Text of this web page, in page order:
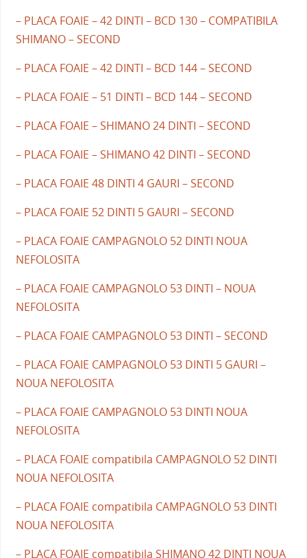
– PLACA FOAIE – 42 DINTI – BCD 130 – COMPATIBILA
SHIMANO – SECOND
– PLACA FOAIE – 42 DINTI – BCD 144 – SECOND
– PLACA FOAIE – 51 DINTI – BCD 144 – SECOND
– PLACA FOAIE – SHIMANO 24 DINTI – SECOND
– PLACA FOAIE – SHIMANO 42 DINTI – SECOND
– PLACA FOAIE 48 DINTI 4 GAURI – SECOND
– PLACA FOAIE 52 DINTI 5 GAURI – SECOND
– PLACA FOAIE CAMPAGNOLO 52 DINTI NOUA
NEFOLOSITA
– PLACA FOAIE CAMPAGNOLO 53 DINTI – NOUA
NEFOLOSITA
– PLACA FOAIE CAMPAGNOLO 53 DINTI – SECOND
– PLACA FOAIE CAMPAGNOLO 53 DINTI 5 GAURI –
NOUA NEFOLOSITA
– PLACA FOAIE CAMPAGNOLO 53 DINTI NOUA
NEFOLOSITA
– PLACA FOAIE compatibila CAMPAGNOLO 52 DINTI
NOUA NEFOLOSITA
– PLACA FOAIE compatibila CAMPAGNOLO 53 DINTI
NOUA NEFOLOSITA
– PLACA FOAIE compatibila SHIMANO 42 DINTI NOUA